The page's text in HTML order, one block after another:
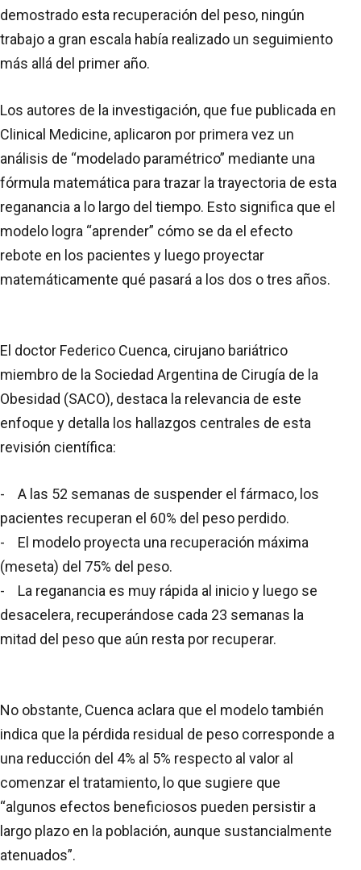
demostrado esta recuperación del peso, ningún
trabajo a gran escala había realizado un seguimiento
más allá del primer año.
Los autores de la investigación, que fue publicada en
Clinical Medicine, aplicaron por primera vez un
análisis de “modelado paramétrico” mediante una
fórmula matemática para trazar la trayectoria de esta
reganancia a lo largo del tiempo. Esto significa que el
modelo logra “aprender” cómo se da el efecto
rebote en los pacientes y luego proyectar
matemáticamente qué pasará a los dos o tres años.
El doctor Federico Cuenca, cirujano bariátrico
miembro de la Sociedad Argentina de Cirugía de la
Obesidad (SACO), destaca la relevancia de este
enfoque y detalla los hallazgos centrales de esta
revisión científica:
- A las 52 semanas de suspender el fármaco, los
pacientes recuperan el 60% del peso perdido.
- El modelo proyecta una recuperación máxima
(meseta) del 75% del peso.
- La reganancia es muy rápida al inicio y luego se
desacelera, recuperándose cada 23 semanas la
mitad del peso que aún resta por recuperar.
No obstante, Cuenca aclara que el modelo también
indica que la pérdida residual de peso corresponde a
una reducción del 4% al 5% respecto al valor al
comenzar el tratamiento, lo que sugiere que
“algunos efectos beneficiosos pueden persistir a
largo plazo en la población, aunque sustancialmente
atenuados”.